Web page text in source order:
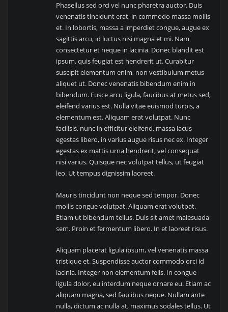
Phasellus sed orci vel nunc pharetra auctor. Duis
venenatis tincidunt erat, in commodo massa mollis
et. In lobortis, massa a imperdiet congue, augue ex
sagittis arcu, id luctus nisi magna et mi. Nam
consectetur et neque in lacinia. Donec blandit est
ipsum, quis feugiat est hendrerit ut. Curabitur
suscipit elementum enim, non vestibulum metus
aliquet ut. Donec venenatis bibendum enim in
bibendum. Fusce arcu ligula, faucibus at metus sed,
eleifend varius est. Nulla vitae euismod turpis, a
elementum est. Aliquam erat volutpat. Nunc
facilisis, nunc in efficitur eleifend, massa lacus
egestas libero, in varius augue risus nec ex. Integer
egestas ex mattis urna hendrerit, vel consequat
nisi varius. Quisque nec volutpat tellus, ut feugiat
leo. Ut tempus dignissim laoreet.
Mauris tincidunt non neque sed tempor. Donec
mollis congue volutpat. Aliquam erat volutpat.
Etiam ut bibendum tellus. Duis sit amet malesuada
sem. Proin et fermentum libero. In et laoreet risus.
Aliquam placerat ligula ipsum, vel venenatis massa
tristique et. Suspendisse auctor commodo orci id
lacinia. Integer non elementum felis. In congue
ligula dolor, eu interdum neque ornare eu. Etiam ac
aliquam magna, sed faucibus neque. Nullam ante
nulla, dictum ac nulla at, maximus sodales tellus. Ut